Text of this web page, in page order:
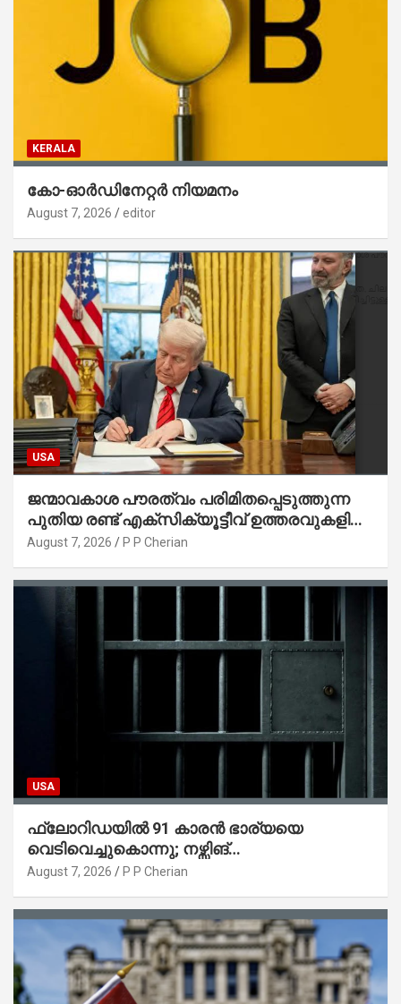
KERALA
കോ-ഓർഡിനേറ്റർ നിയമനം
August 7, 2026 editor
USA
ജന്മാവകാശ പൗരത്വം പരിമിതപ്പെടുത്തുന്ന
പുതിയ രണ്ട് എക്സിക്യൂട്ടീവ് ഉത്തരവുകളിൽ
ട്രംപ് ഒപ്പുവെച്ചു
August 7, 2026 P P Cherian
USA
ഫ്ലോറിഡയിൽ 91 കാരൻ ഭാര്യയെ
വെടിവെച്ചുകൊന്നു; നഴ്സിങ്
ഹോമിലാക്കില്ലെന്ന് നൽകിയ വാഗ്ദാനം
August 7, 2026 P P Cherian